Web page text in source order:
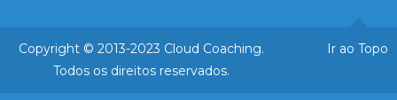
Ir ao Topo
Copyright © 2013-2023 Cloud Coaching.
Todos os direitos reservados.